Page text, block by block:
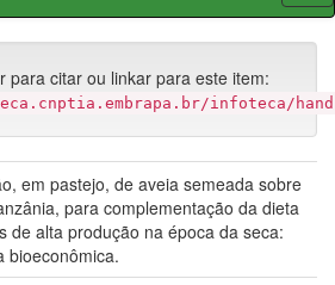
para citar ou linkar para este item:
infoteca/
em pastejo, de aveia semeada sobre
para complementação da dieta
de alta produção na época da seca:
bioeconômica.